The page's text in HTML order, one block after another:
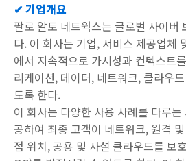
✔ 기업개요
팔로 알토 네트웍스는 글로벌 사이버
다. 이 회사는 기업, 서비스 제공업체
에서 지속적으로 가시성과 컨텍스트
리케이션, 데이터, 네트워크, 클라우
도록 한다.
이 회사는 다양한 사용 사례를 다루
공하여 최종 고객이 네트워크, 원격
점 위치, 공용 및 사설 클라우드를 보